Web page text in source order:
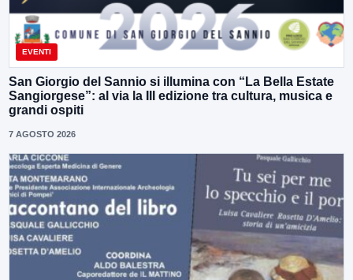
EVENTI
San Giorgio del Sannio si illumina con “La Bella Estate
Sangiorgese”: al via la III edizione tra cultura, musica e
grandi ospiti
7 AGOSTO 2026